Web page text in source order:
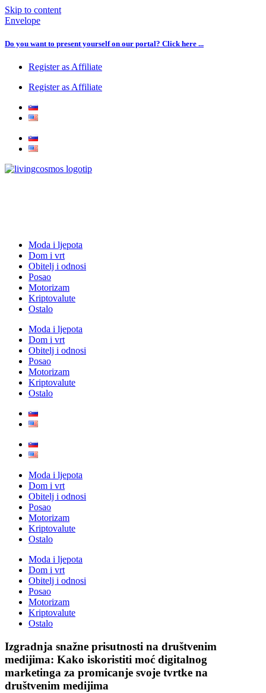
Skip to content
Envelope
Do you want to present yourself on our portal? Click here ...
Register as Affiliate
Register as Affiliate
Moda i ljepota
Dom i vrt
Obitelj i odnosi
Posao
Motorizam
Kriptovalute
Ostalo
Moda i ljepota
Dom i vrt
Obitelj i odnosi
Posao
Motorizam
Kriptovalute
Ostalo
Moda i ljepota
Dom i vrt
Obitelj i odnosi
Posao
Motorizam
Kriptovalute
Ostalo
Moda i ljepota
Dom i vrt
Obitelj i odnosi
Posao
Motorizam
Kriptovalute
Ostalo
Izgradnja snažne prisutnosti na društvenim
medijima: Kako iskoristiti moć digitalnog
marketinga za promicanje svoje tvrtke na
društvenim medijima